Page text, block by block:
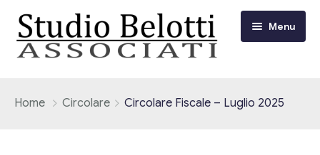
Menu
Home Circolare Circolare Fiscale – Luglio 2025